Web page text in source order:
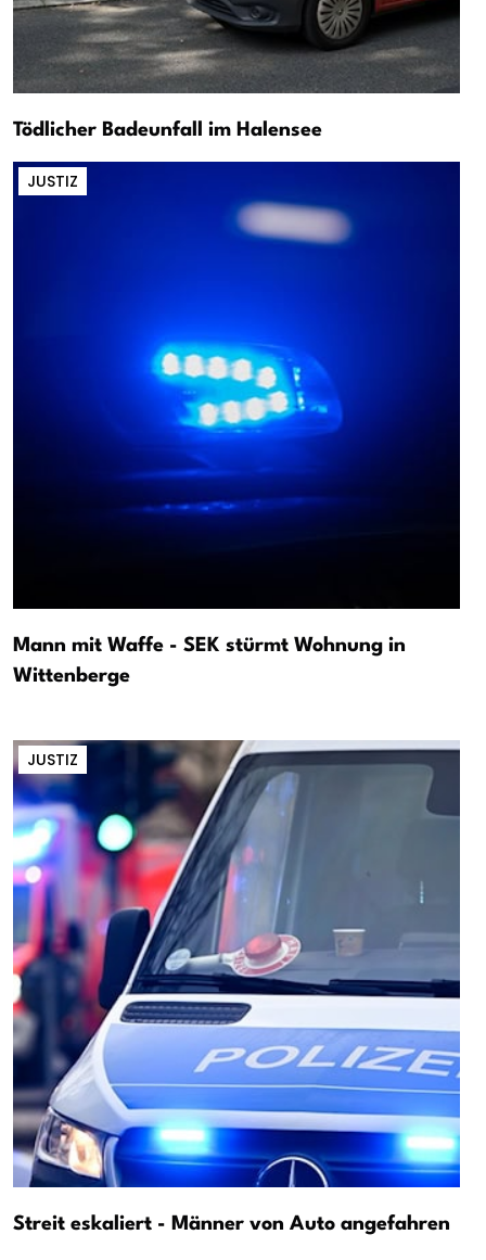
Tödlicher Badeunfall im Halensee
JUSTIZ
Mann mit Waffe - SEK stürmt Wohnung in
Wittenberge
JUSTIZ
Streit eskaliert - Männer von Auto angefahren